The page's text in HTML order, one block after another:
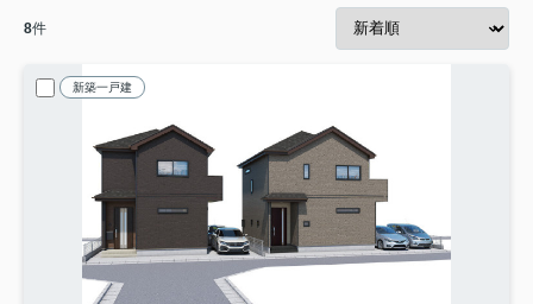
8件
新築一戸建